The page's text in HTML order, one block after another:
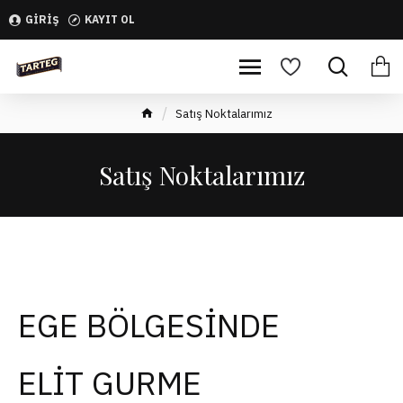
GIRIŞ KAYIT OL
Satış Noktalarımız
Satış Noktalarımız
EGE BÖLGESİNDE
ELİT GURME